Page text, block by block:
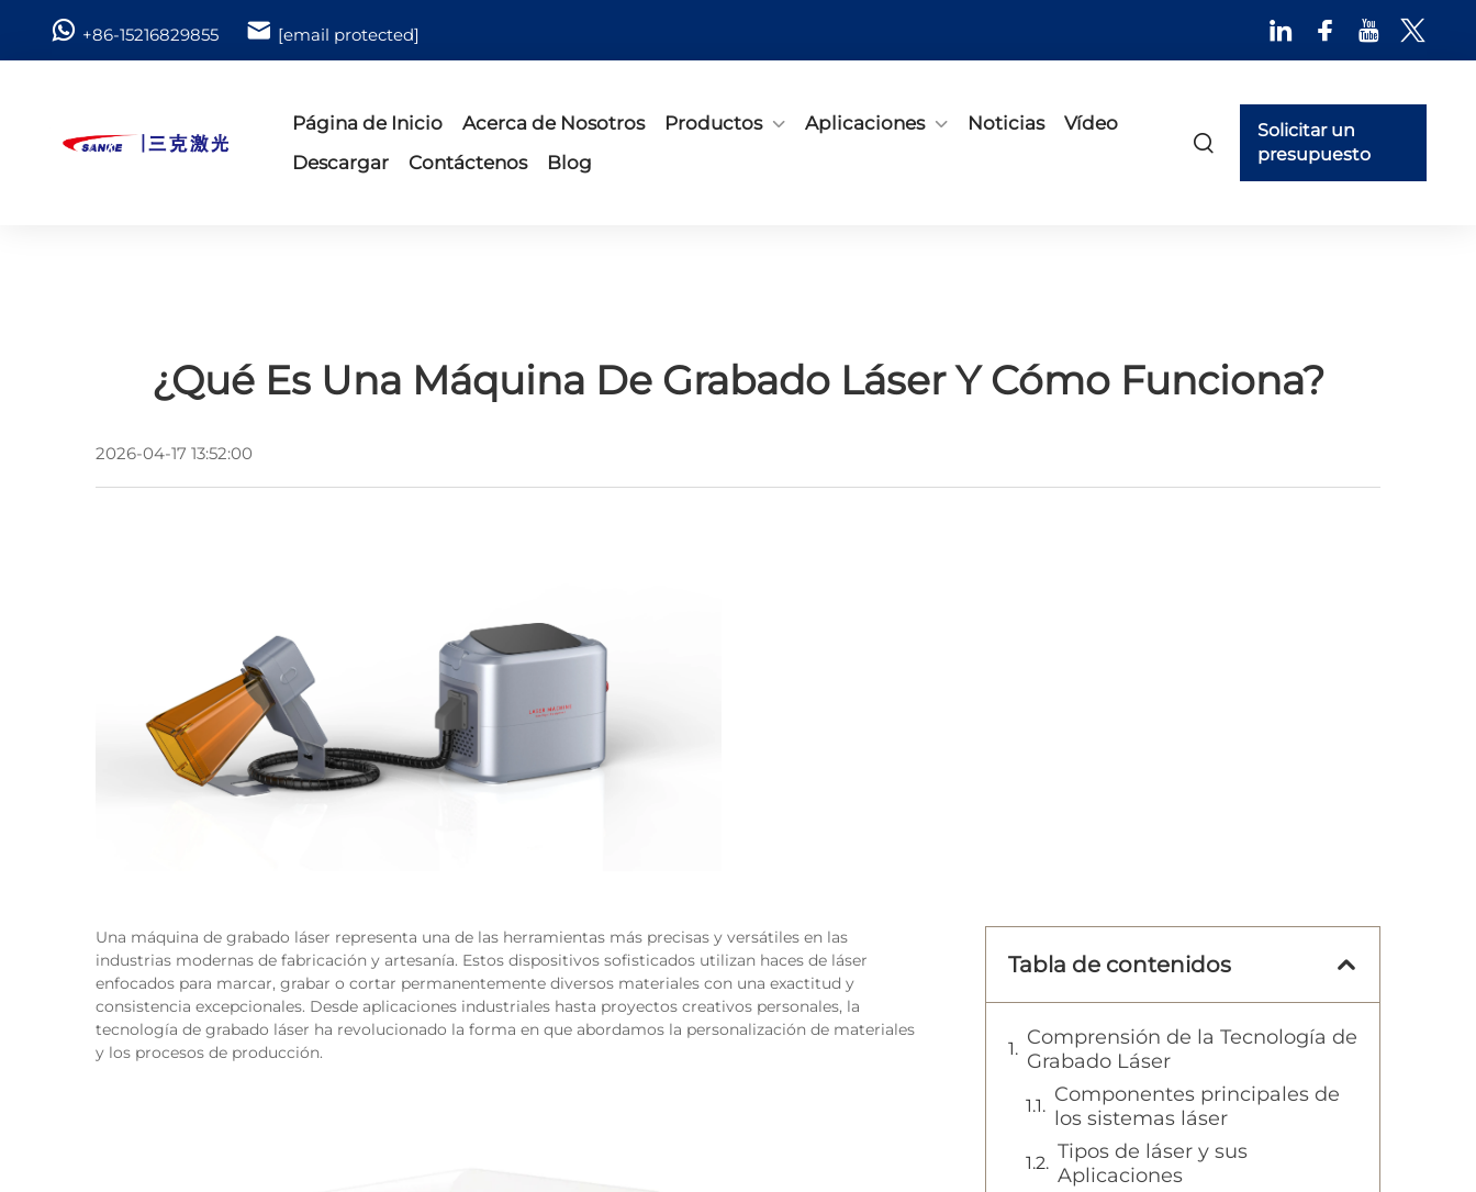
+86-15216829855 [email protected]
Página de Inicio Acerca de Nosotros Productos Aplicaciones Noticias
Vídeo
Descargar
Contáctenos Blog
Solicitar un
presupuesto
¿Qué Es Una Máquina De Grabado Láser Y Cómo Funciona?
2026-04-17 13:52:00
Una máquina de grabado láser representa una de las herramientas más precisas y versátiles en las
industrias modernas de fabricación y artesanía. Estos dispositivos sofisticados utilizan haces de láser
enfocados para marcar, grabar o cortar permanentemente diversos materiales con una exactitud y
consistencia excepcionales. Desde aplicaciones industriales hasta proyectos creativos personales, la
tecnología de grabado láser ha revolucionado la forma en que abordamos la personalización de materiales
y los procesos de producción.
Tabla de contenidos
Comprensión de la Tecnología de
Grabado Láser
Componentes principales de
los sistemas láser
Tipos de láser y sus
Aplicaciones